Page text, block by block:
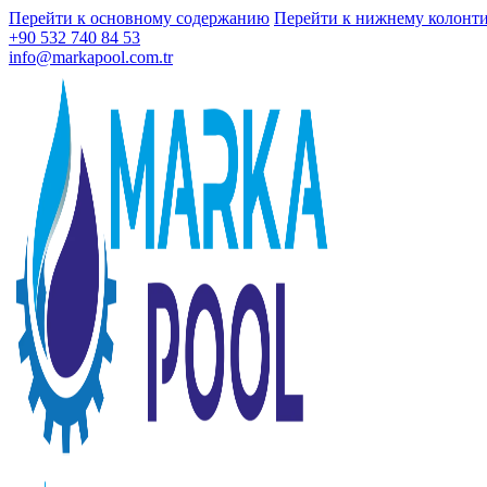
Перейти к основному содержанию Перейти к нижнему
+90 532 740 84 53
info@markapool.com.tr